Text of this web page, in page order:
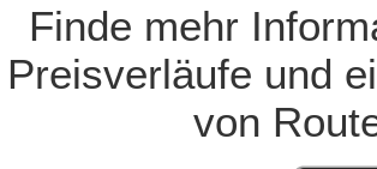
Finde mehr
Preisverläufe und
von